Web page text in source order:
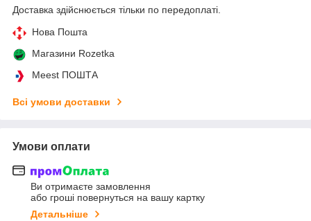
Доставка здійснюється тільки по передоплаті.
Нова Пошта
Магазини Rozetka
Meest ПОШТА
Всі умови доставки
Умови оплати
Ви отримаєте замовлення
або гроші повернуться на вашу картку
Детальніше